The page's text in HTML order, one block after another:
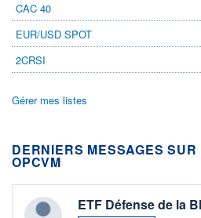
CAC 40
EUR/USD SPOT
2CRSI
Gérer mes listes
DERNIERS MESSAGES
OPCVM
ETF Défense de la